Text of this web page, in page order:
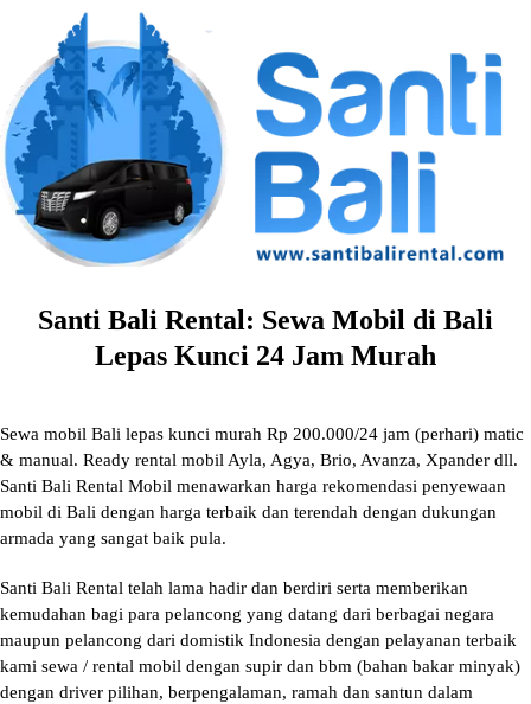
content
Santi Bali Rental: Sewa Mobil di Bali
Lepas Kunci 24 Jam Murah
Sewa mobil Bali lepas kunci murah Rp 200.000/24 jam (perhari) matic
& manual. Ready rental mobil Ayla, Agya, Brio, Avanza, Xpander dll.
Santi Bali Rental Mobil menawarkan harga rekomendasi penyewaan
mobil di Bali dengan harga terbaik dan terendah dengan dukungan
armada yang sangat baik pula.
Santi Bali Rental telah lama hadir dan berdiri serta memberikan
kemudahan bagi para pelancong yang datang dari berbagai negara
maupun pelancong dari domistik Indonesia dengan pelayanan terbaik
kami sewa / rental mobil dengan supir dan bbm (bahan bakar minyak)
dengan driver pilihan, berpengalaman, ramah dan santun dalam